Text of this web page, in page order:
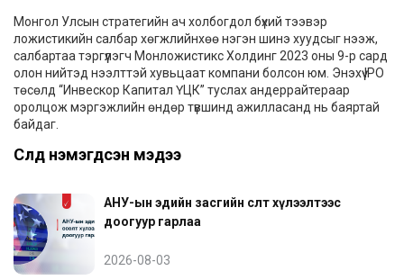
Монгол Улсын стратегийн ач холбогдол бүхий тээвэр
ложистикийн салбар хөгжлийнхөө нэгэн шинэ хуудсыг нээж,
салбартаа тэргүүлэгч Монложистикс Холдинг 2023 оны 9-р сард
олон нийтэд нээлттэй хувьцаат компани болсон юм. Энэхүү IPO
төсөлд “Инвескор Капитал ҮЦК” туслах андеррайтераар
оролцож мэргэжлийн өндөр түвшинд ажилласанд нь баяртай
байдаг.
Сүүлд нэмэгдсэн мэдээ
АНУ-ын эдийн засгийн өсөлт хүлээлтээс
доогуур гарлаа
2026-08-03